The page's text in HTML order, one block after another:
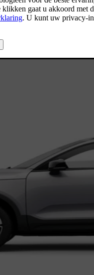
in veiligheid en
extra scherp